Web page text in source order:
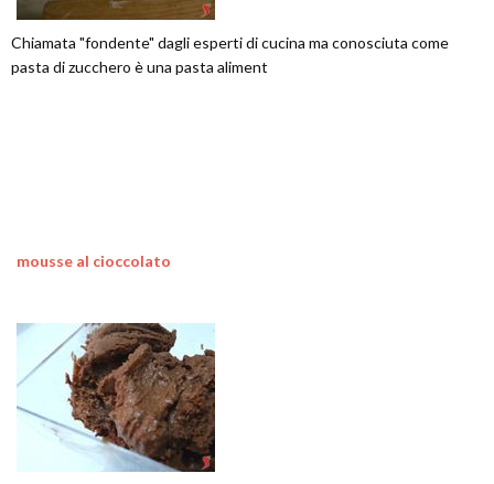
Chiamata "fondente" dagli esperti di cucina ma conosciuta come
pasta di zucchero è una pasta aliment
mousse al cioccolato